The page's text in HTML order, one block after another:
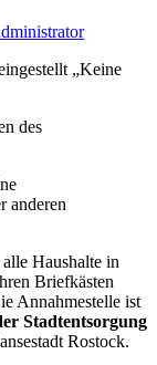
„Keine
des
anderen
Haushalte in
Briefkästen
Annahmestelle ist
Stadtentsorgung
Rostock.